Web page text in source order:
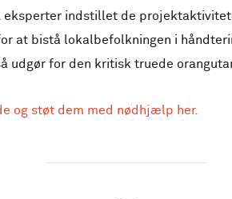
eksperter indstillet de
at bistå lokalbefolkningen i
udgør for den kritisk truede
og støt dem med nødhjælp her.